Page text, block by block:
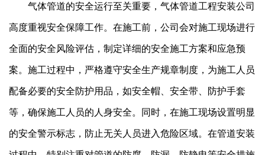
气体管道的安全运行至关重要，气体管道工程安装公司
高度重视安全保障工作。在施工前，公司会对施工现场进行
全面的安全风险评估，制定详细的安全施工方案和应急预
案。施工过程中，严格遵守安全生产规章制度，为施工人员
配备必要的安全防护用品，如安全帽、安全带、防护手套
等，确保施工人员的人身安全。同时，在施工现场设置明显
的安全警示标志，防止无关人员进入危险区域。在管道安装